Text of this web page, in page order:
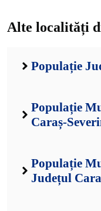
Alte localități
Populație
Populație
Caraș-
Populație
Județul